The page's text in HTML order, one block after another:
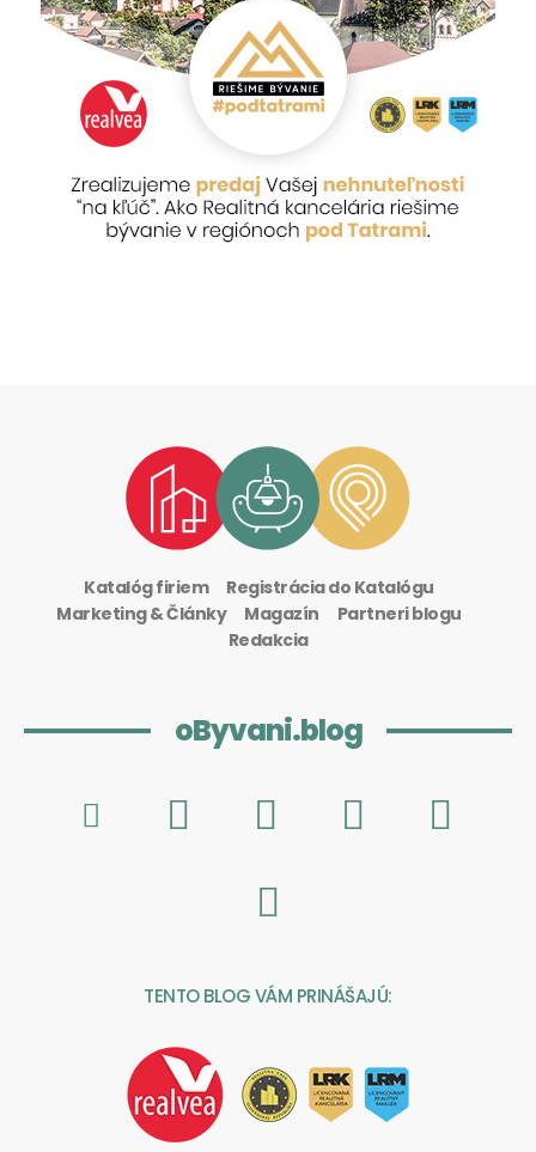
Katalóg firiem
Registrácia do Katalógu
Marketing & Články
Magazín
Partneri blogu
Redakcia
oByvani.blog
TENTO BLOG VÁM PRINÁŠAJÚ: